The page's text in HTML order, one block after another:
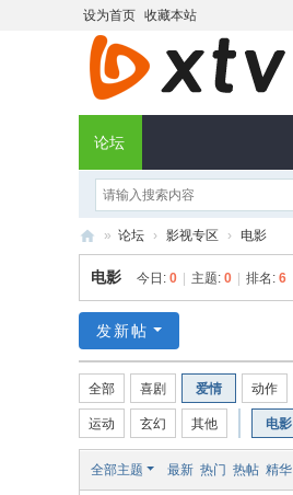
设为首页 收藏本站
论坛
T
社
区
» 论坛 › 影视专区 › 电影
电影 今日: 0 主题: 0 排名: 6
发新帖
全部 喜剧 爱情 动作
运动 玄幻 其他 电影
全部主题 最新 热门 热帖 精华